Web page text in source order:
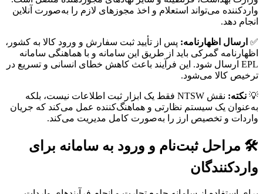
واردکننده می‌تواند استعلام و اخذ مجوزهای لازم را به‌صورت آنلاین
انجام دهد.
✅ ارسال اظهارنامه: پس از تأیید ثبت سفارش و ورود کالا به کشور،
اظهارنامه گمرکی باید از طریق این سامانه و با هماهنگی سامانه
EPL ارسال شود. این فرآیند باعث کاهش خطای انسانی و تسریع در
ترخیص کالا می‌شود.
💡 نکته:
نقش NTSW فقط یک ابزار ثبت اطلاعات نیست، بلکه
به‌عنوان یک سیستم نظارتی و هماهنگ‌کننده عمل می‌کند که جریان
واردات و تخصیص ارز را به‌صورت کامل مدیریت می‌کند.
🛠️ مراحل ثبت‌نام و ورود به سامانه برای
واردکنندگان